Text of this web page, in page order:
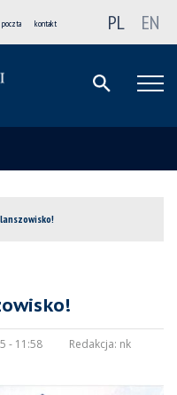
poczta kontakt PL EN
- 11:58 Redakcja: nk